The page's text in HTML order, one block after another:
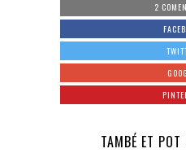
2
TAMBÉ ET